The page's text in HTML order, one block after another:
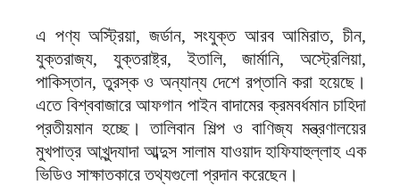
এ পণ্য অস্ট্রিয়া, জর্ডান, সংযুক্ত আরব আমিরাত, চীন,
যুক্তরাজ্য, যুক্তরাষ্ট্র, ইতালি, জার্মানি, অস্ট্রেলিয়া,
পাকিস্তান, তুরস্ক ও অন্যান্য দেশে রপ্তানি করা হয়েছে।
এতে বিশ্ববাজারে আফগান পাইন বাদামের ক্রমবর্ধমান চাহিদা
প্রতীয়মান হচ্ছে। তালিবান শিল্প ও বাণিজ্য মন্ত্রণালয়ের
মুখপাত্র আখুন্দযাদা আব্দুস সালাম যাওয়াদ হাফিযাহুল্লাহ এক
ভিডিও সাক্ষাতকারে তথ্যগুলো প্রদান করেছেন।